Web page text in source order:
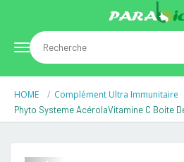
Toggle
navigation
HOME Complément Ultra Immunitaire
Phyto Systeme AcérolaVitamine C Boite